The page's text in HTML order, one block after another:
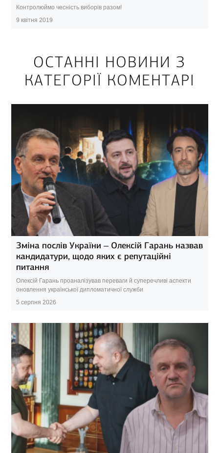
Контролюймо чесність виборів разом!
9 квітня 2019
ОСТАННІ НОВИНИ З
КАТЕГОРІЇ КОМЕНТАРІ
Зміна послів України – Олексій Гарань назвав
кандидатури, щодо яких є репутаційні
питання
Олексій Гарань проаналізував переваги й суперечливі аспекти
оновлення української дипломатичної служби
5 серпня 2026